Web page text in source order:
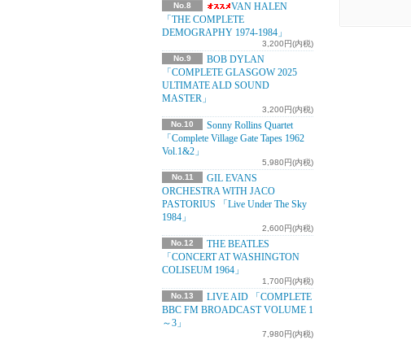
No.8
VAN HALEN
「THE COMPLETE
DEMOGRAPHY 1974-1984」
3,200円(内税)
No.9
BOB DYLAN
「COMPLETE GLASGOW 2025
ULTIMATE ALD SOUND
MASTER」
3,200円(内税)
No.10
Sonny Rollins Quartet
「Complete Village Gate Tapes 1962
Vol.1&2」
5,980円(内税)
No.11
GIL EVANS
ORCHESTRA WITH JACO
PASTORIUS 「Live Under The Sky
1984」
2,600円(内税)
No.12
THE BEATLES
「CONCERT AT WASHINGTON
COLISEUM 1964」
1,700円(内税)
No.13
LIVE AID 「COMPLETE
BBC FM BROADCAST VOLUME 1
～3」
7,980円(内税)